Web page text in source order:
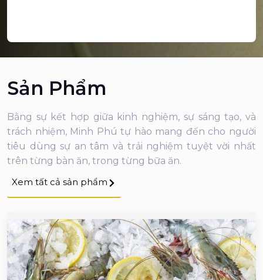
Sản Phẩm
Xem tất cả sản phẩm
Bằng sự kết hợp giữa kinh nghiệm, sự sáng tạo, và
trách nhiệm, Minh Phú tự hào mang đến cho người
tiêu dùng sự an tâm và trải nghiệm tuyệt vời nhất
trên từng bàn ăn, trong từng bữa ăn.